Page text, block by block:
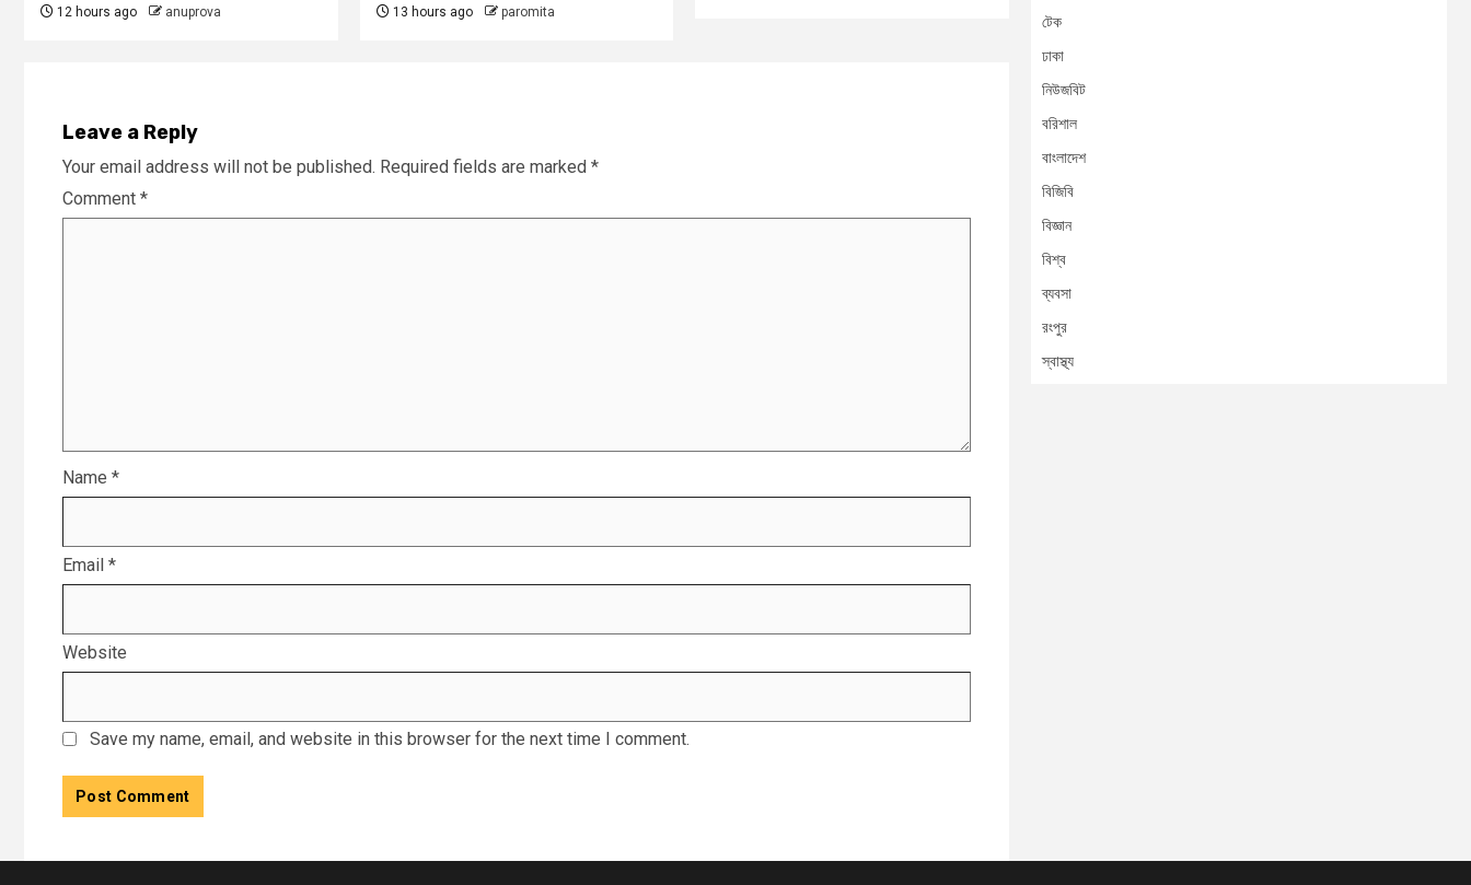
12 hours ago anuprova 13 hours ago paromita
Leave a Reply
Your email address will not be published. Required fields are marked *
Comment *
Name *
Email *
Website
Save my name, email, and website in this browser for the next time I comment.
টেক
ঢাকা
নিউজবিট
বরিশাল
বাংলাদেশ
বিজিবি
বিজ্ঞান
বিশ্ব
ব্যবসা
রংপুর
স্বাস্থ্য